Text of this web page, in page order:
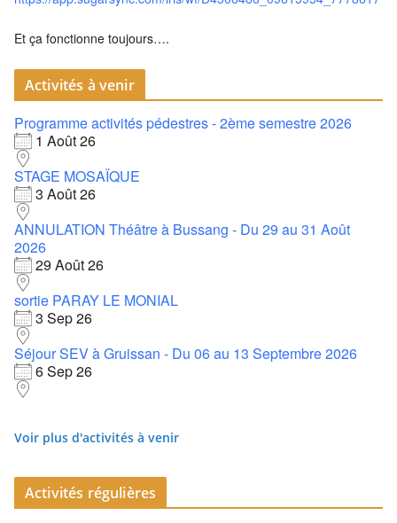
Et ça fonctionne toujours….
Activités à venir
Programme activités pédestres - 2ème semestre 2026
1 Août 26
STAGE MOSAÏQUE
3 Août 26
ANNULATION Théâtre à Bussang - Du 29 au 31 Août
2026
29 Août 26
sortie PARAY LE MONIAL
3 Sep 26
Séjour SEV à Gruissan - Du 06 au 13 Septembre 2026
6 Sep 26
Voir plus d'activités à venir
Activités régulières